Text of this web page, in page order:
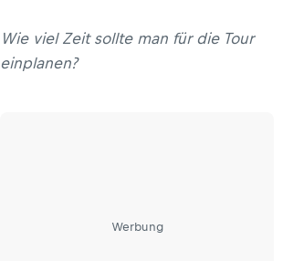
Wie viel Zeit sollte man für die Tour
einplanen?
Werbung